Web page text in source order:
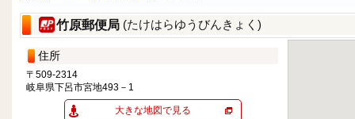
竹原郵便局 (たけはらゆうびんきょく)
住所
〒509-2314
岐阜県下呂市宮地493－1
大きな地図で見る